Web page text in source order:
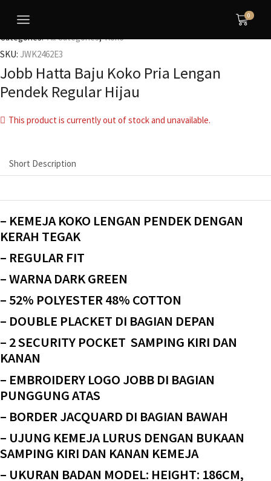
0
Categories:All Categories,Koko
SKU: JWK2462E3
Jobb Hatta Baju Koko Pria Lengan
Pendek Regular Hijau
This product is currently out of stock and unavailable.
Short Description
– KEMEJA KOKO LENGAN PENDEK DENGAN
KERAH TEGAK
– REGULAR FIT
– WARNA DARK GREEN
– 52% POLYESTER 48% COTTON
– DOUBLE PLACKET DI BAGIAN DEPAN
– 2 SECURITY POCKET SAMPING KIRI DAN
KANAN
– EMBROIDERY LOGO JOBB DI BAGIAN
PUNGGUNG ATAS
– BORDER JACQUARD DI BAGIAN BAWAH
– UJUNG KEMEJA LURUS DENGAN BUKAAN
SAMPING KIRI DAN KANAN KEMEJA
– UKURAN BADAN MODEL: HEIGHT: 186CM,